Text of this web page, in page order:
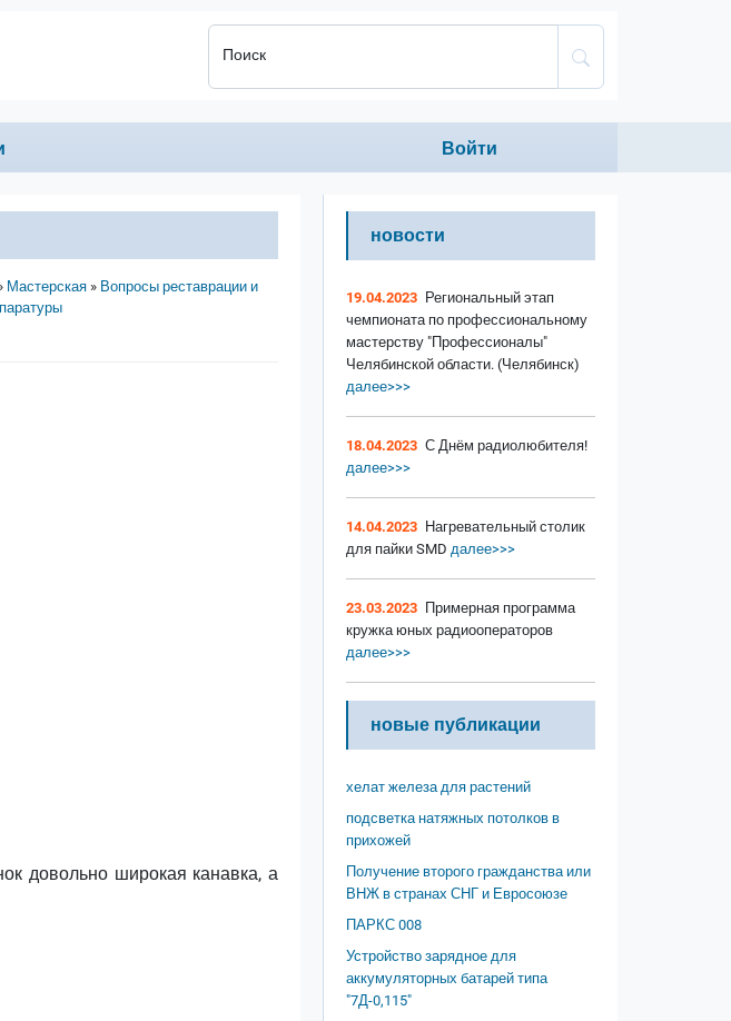
Поиск
Anonumous menu
Войти
Мастерская
Вопросы реставрации и
довольно широкая канавка, а
новости
19.04.2023 Региональный этап
чемпионата по профессиональному
мастерству "Профессионалы"
Челябинской области. (Челябинск)
далее>>>
18.04.2023 С Днём радиолюбителя!
далее>>>
14.04.2023 Нагревательный столик
для пайки SMD далее>>>
23.03.2023 Примерная программа
кружка юных радиооператоров
далее>>>
новые публикации
хелат железа для растений
подсветка натяжных потолков в
прихожей
Получение второго гражданства или
ВНЖ в странах СНГ и Евросоюзе
ПАРКС 008
Устройство зарядное для
аккумуляторных батарей типа
"7Д-0,115"